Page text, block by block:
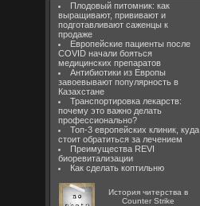
Плодовый питомник: как
выращивают, прививают и
подготавливают саженцы к
продаже
Европейские пациенты после
COVID начали бояться
медицинских препаратов
Антибиотики из Европы
завоевывают популярность в
Казахстане
Транспортировка лекарств:
почему это важно делать
профессионально?
Топ-3 европейских клиник, куда
стоит обратиться за лечением
Преимущества REVI
биоревитализации
Как сделать коптильню
История читерства в
Counter Strike